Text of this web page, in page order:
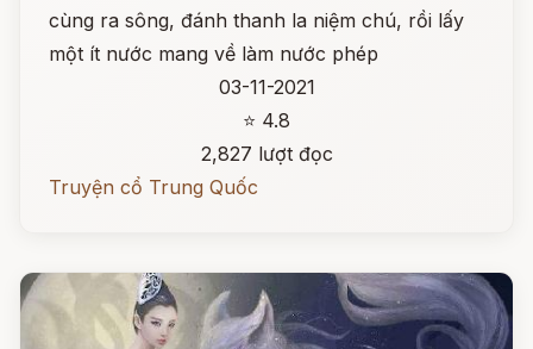
cùng ra sông, đánh thanh la niệm chú, rồi lấy
một ít nước mang về làm nước phép
03-11-2021
⭐ 4.8
2,827 lượt đọc
Truyện cổ Trung Quốc